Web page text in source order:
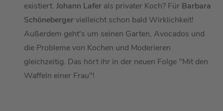
existiert. Johann Lafer als privater Koch? Für Barbara
Schönebergervielleicht schon bald Wirklichkeit!
Außerdem geht's um seinen Garten, Avocados und
die Probleme von Kochen und Moderieren
gleichzeitig. Das hört ihr in der neuen Folge "Mit den
Waffeln einer Frau"!